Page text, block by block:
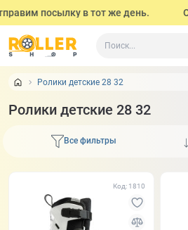
посылку в тот же день.
Ролики детские 28 32
Ролики детские 28 32
Все фильтры
Код: 1810